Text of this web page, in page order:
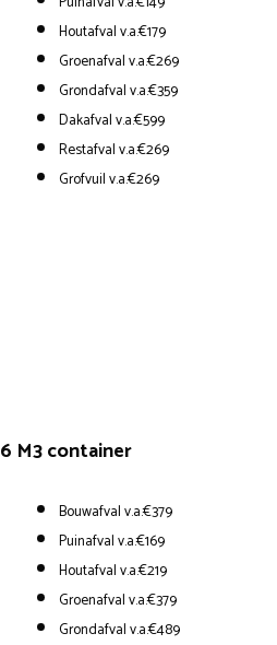
Houtafval v.a.€179
Groenafval v.a.€269
Grondafval v.a.€359
Dakafval v.a.€599
Restafval v.a.€269
Grofvuil v.a.€269
6 M3 container
Bouwafval v.a.€379
Puinafval v.a.€169
Houtafval v.a.€219
Groenafval v.a.€379
Grondafval v.a.€489